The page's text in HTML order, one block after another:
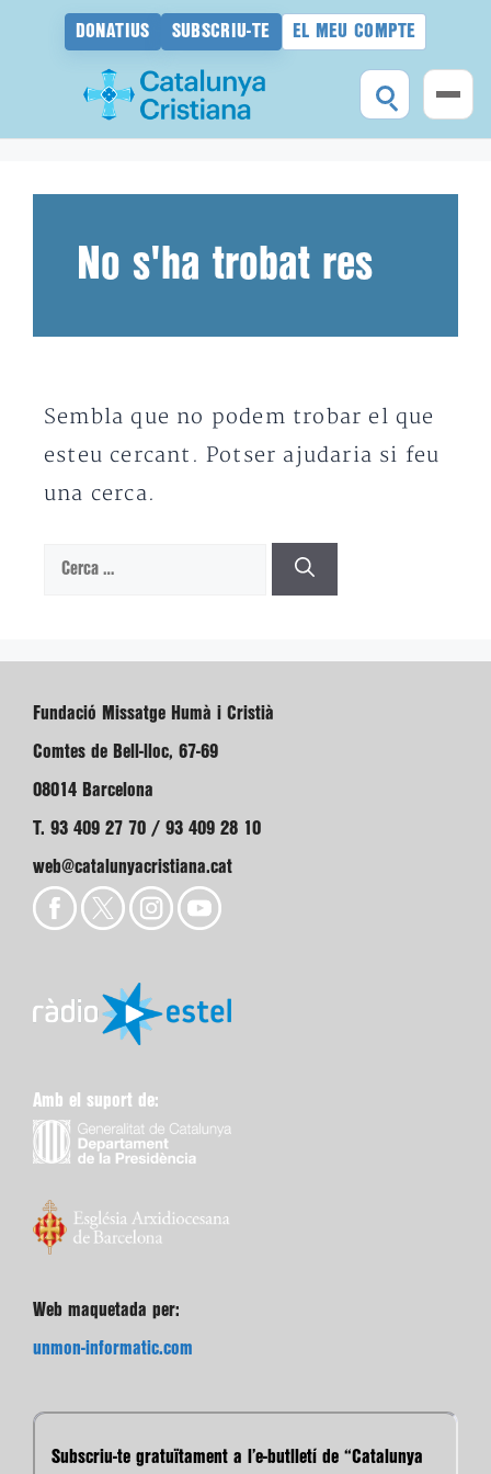
DONATIUS SUBSCRIU-TE EL MEU COMPTE
No s'ha trobat res
Sembla que no podem trobar el que
esteu cercant. Potser ajudaria si feu
una cerca.
Cerca:
Fundació Missatge Humà i Cristià
Comtes de Bell-lloc, 67-69
08014 Barcelona
T. 93 409 27 70 / 93 409 28 10
web@catalunyacristiana.cat
Amb el suport de:
Web maquetada per:
unmon-informatic.com
Subscriu-te gratuïtament a l’e-butlletí de “Catalunya